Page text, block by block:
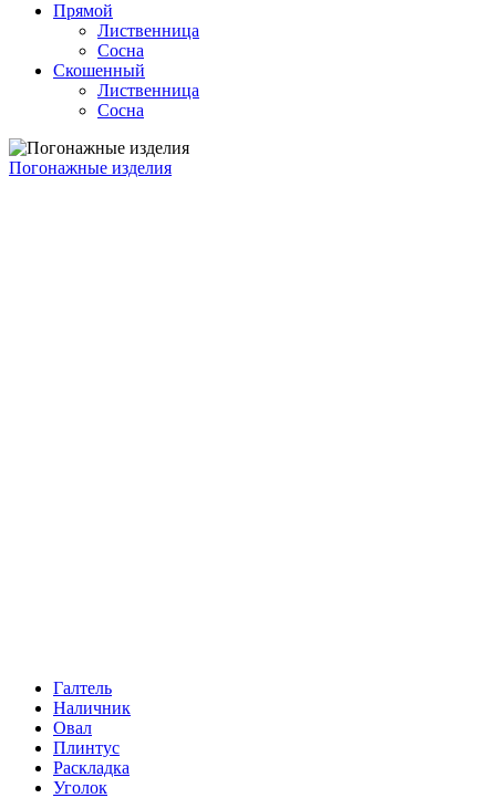
Прямой
Лиственница
Сосна
Скошенный
Лиственница
Сосна
Погонажные изделия
Галтель
Наличник
Овал
Плинтус
Раскладка
Уголок